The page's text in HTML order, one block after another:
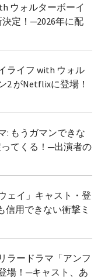
ウォルターボーイ
定！─2026年に配
ライフ with ウォル
2 がNetflixに登場！
: もうガマンできな
てくる！─出演者の
ェイ」キャスト・登
信用できない衝撃ミ
ラードラマ「アンフ
場！─キャスト、あ